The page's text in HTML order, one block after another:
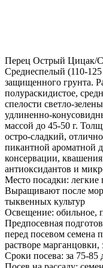
Перец Острый
Среднеспелый (110-
защищенного грунта.
полураскидистое,
спелости светло-
удлиненно-
массой до 45-50 г.
остро-сладкий,
пикантной ароматной
консервации,
антиоксидантов и
Место посадки:
Выращивают после
тыквенных культур
Освещение: обильное,
Предпосевная
перед посевом семена
растворе
Сроки посева: за 75-85